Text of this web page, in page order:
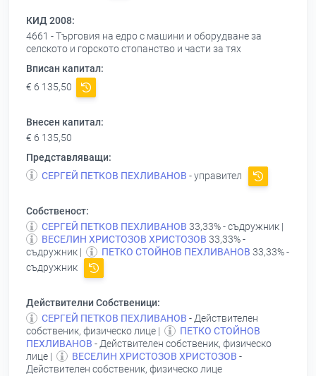
КИД 2008:
4661 - Търговия на едро с машини и оборудване за
селското и горското стопанство и части за тях
Вписан капитал:
€ 6 135,50
Внесен капитал:
€ 6 135,50
Представляващи:
СЕРГЕЙ ПЕТКОВ ПЕХЛИВАНОВ - управител
Собственост:
СЕРГЕЙ ПЕТКОВ ПЕХЛИВАНОВ 33,33% - съдружник |
ВЕСЕЛИН ХРИСТОЗОВ ХРИСТОЗОВ 33,33% -
съдружник |
ПЕТКО СТОЙНОВ ПЕХЛИВАНОВ 33,33% -
съдружник
Действителни Собственици:
СЕРГЕЙ ПЕТКОВ ПЕХЛИВАНОВ - Действителен
собственик, физическо лице |
ПЕТКО СТОЙНОВ
ПЕХЛИВАНОВ - Действителен собственик, физическо
лице |
ВЕСЕЛИН ХРИСТОЗОВ ХРИСТОЗОВ -
Действителен собственик, физическо лице